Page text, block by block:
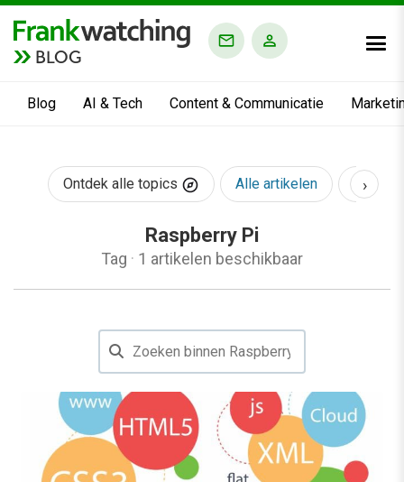
BLOG
Blog AI & Tech Content & Communicatie
Ontdek alle topics Alle artikelen AI &
›
Raspberry Pi
Tag · 1 artikelen beschikbaar